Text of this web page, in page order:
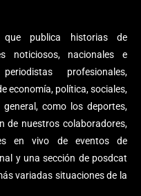
publica historias de
noticiosos, nacionales e
profesionales,
economía, política, sociales,
como los deportes,
de nuestros colaboradores,
en vivo de eventos de
y una sección de posdcat
variadas situaciones de la